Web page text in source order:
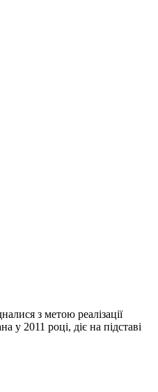
з метою реалізації
у 2011 році, діє на підставі